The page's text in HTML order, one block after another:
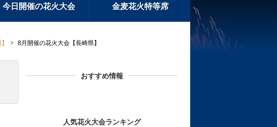
今日開催の花火大会 金麦花火特等席
8月開催の花火大会【長崎県】
おすすめ情報
人気花火大会ランキング